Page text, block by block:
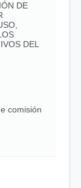
DE
DEL
comisión